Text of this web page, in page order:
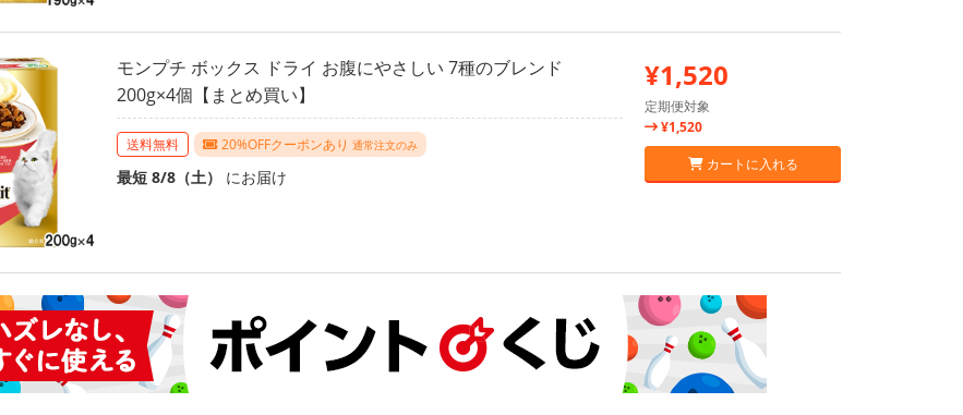
モンプチ ボックス ドライ お腹にやさしい 7種のブレンド
200g×4個【まとめ買い】
送料無料 20%OFFクーポンあり 通常注文のみ
最短 8/8（土） にお届け
¥1,520
定期便対象
¥1,520
カートに入れる